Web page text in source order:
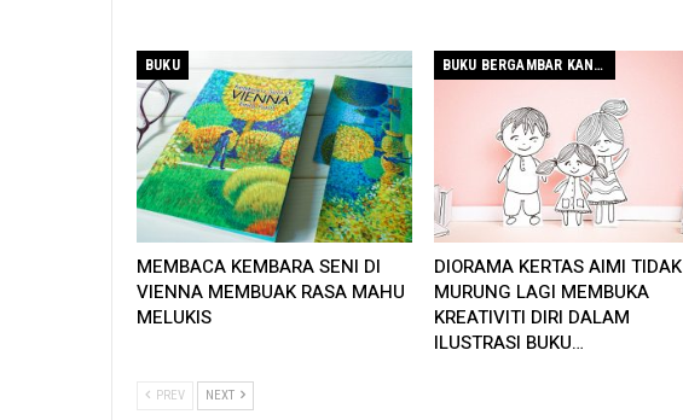
BUKU
MEMBACA KEMBARA SENI DI
VIENNA MEMBUAK RASA MAHU
MELUKIS
BUKU BERGAMBAR KANAK-KANAK
DIORAMA KERTAS AIMI TIDAK
MURUNG LAGI MEMBUKA
KREATIVITI DIRI DALAM
ILUSTRASI BUKU…
PREV NEXT